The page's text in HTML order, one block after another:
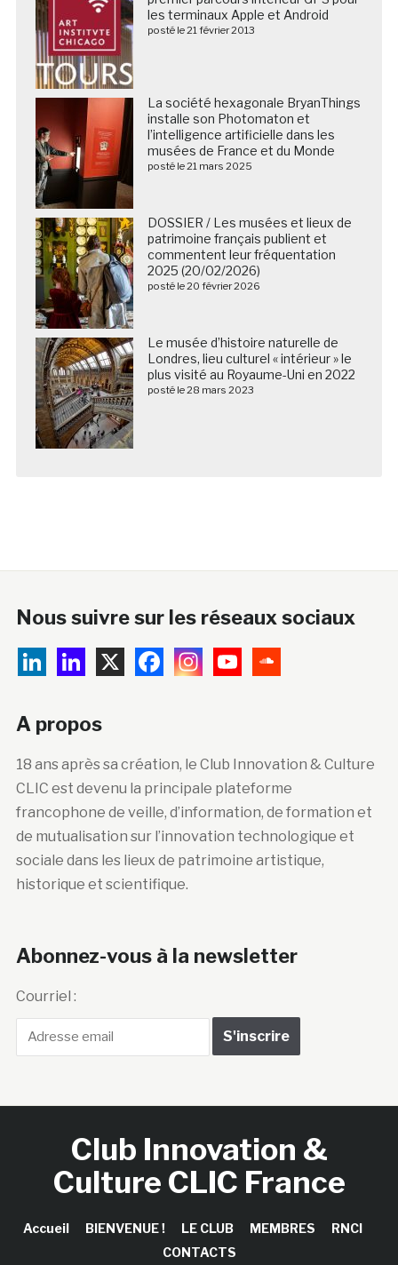
les terminaux Apple et Android
posté le 21 février 2013
La société hexagonale BryanThings
installe son Photomaton et
l’intelligence artificielle dans les
musées de France et du Monde
posté le 21 mars 2025
DOSSIER / Les musées et lieux de
patrimoine français publient et
commentent leur fréquentation
2025 (20/02/2026)
posté le 20 février 2026
Le musée d’histoire naturelle de
Londres, lieu culturel « intérieur » le
plus visité au Royaume-Uni en 2022
posté le 28 mars 2023
Nous suivre sur les réseaux sociaux
A propos
18 ans après sa création, le Club Innovation & Culture
CLIC est devenu la principale plateforme
francophone de veille, d’information, de formation et
de mutualisation sur l’innovation technologique et
sociale dans les lieux de patrimoine artistique,
historique et scientifique.
Abonnez-vous à la newsletter
Courriel :
Club Innovation &
Culture CLIC France
Accueil BIENVENUE ! LE CLUB MEMBRES
RNCI
CONTACTS